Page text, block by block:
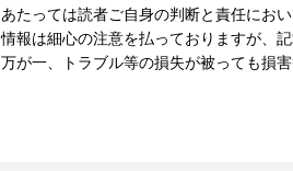
あたっては読者ご自身の判断と責任にお
情報は細心の注意を払っておりますが、
万が一、トラブル等の損失が被っても損